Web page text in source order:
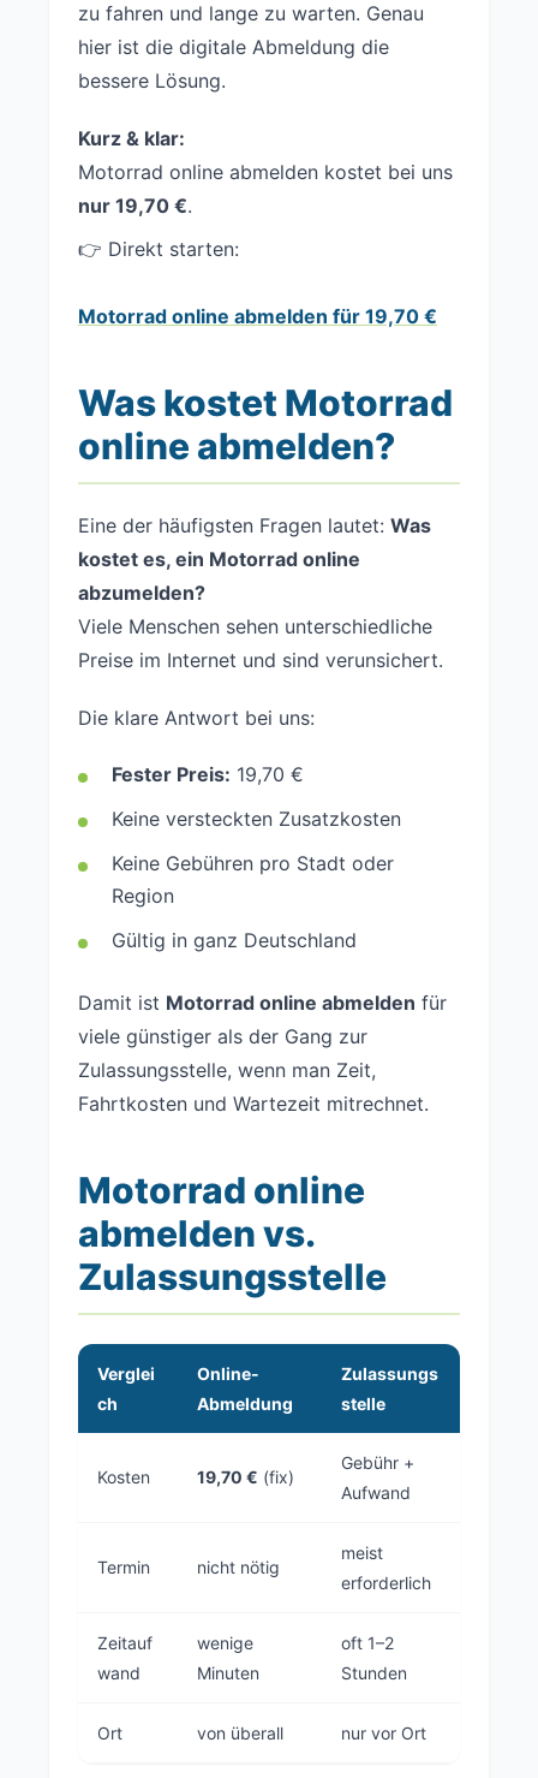
zu fahren und lange zu warten. Genau
hier ist die digitale Abmeldung die
bessere Lösung.
Kurz & klar:
Motorrad online abmelden kostet bei uns
nur 19,70 €.
👉 Direkt starten:
Motorrad online abmelden für 19,70 €
Was kostet Motorrad
online abmelden?
Eine der häufigsten Fragen lautet: Was
kostet es, ein Motorrad online
abzumelden?
Viele Menschen sehen unterschiedliche
Preise im Internet und sind verunsichert.
Die klare Antwort bei uns:
Fester Preis: 19,70 €
Keine versteckten Zusatzkosten
Keine Gebühren pro Stadt oder
Region
Gültig in ganz Deutschland
Damit ist Motorrad online abmelden für
viele günstiger als der Gang zur
Zulassungsstelle, wenn man Zeit,
Fahrtkosten und Wartezeit mitrechnet.
Motorrad online
abmelden vs.
Zulassungsstelle
Verglei
ch
Online-
Abmeldung
Zulassungs
stelle
Kosten 19,70 € (fix)
Gebühr +
Aufwand
Termin nicht nötig
meist
erforderlich
Zeitauf
wand
wenige
Minuten
oft 1–2
Stunden
Ort von überall nur vor Ort